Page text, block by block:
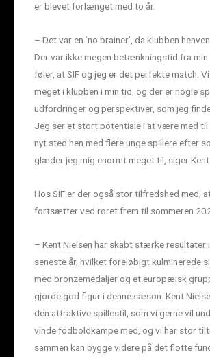
er blevet forlænget med to år.
– Det var en ’no brainer’, da klubben
Der var ikke megen betænkningstid fra min
føler, at SIF og jeg er det perfekte match.
meget i klubben i min tid, og der er nogle
udfordringer og perspektiver, som jeg
Jeg ser et stort potentiale i at være med til
nyt sted hen med flere unge spillere efter
glæder jeg mig enormt meget til, siger Kent
Hos SIF er der også stor tilfredshed med,
fortsætter ved roret frem til sommeren
– Kent Nielsen har skabt stærke resultater
seneste år, hvilket foreløbigt kulminerede
med bronzemedaljer og et europæisk
gjorde god figur i denne sæson. Kent
den attraktive spillestil, som vi gerne vil
vinde fodboldkampe med, og vi har stor
sammen kan bygge videre på det flotte